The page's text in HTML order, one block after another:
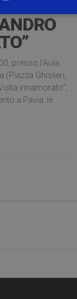
presso l’Aula
(Piazza Ghislieri,
innamorato”,
a Pavia: le